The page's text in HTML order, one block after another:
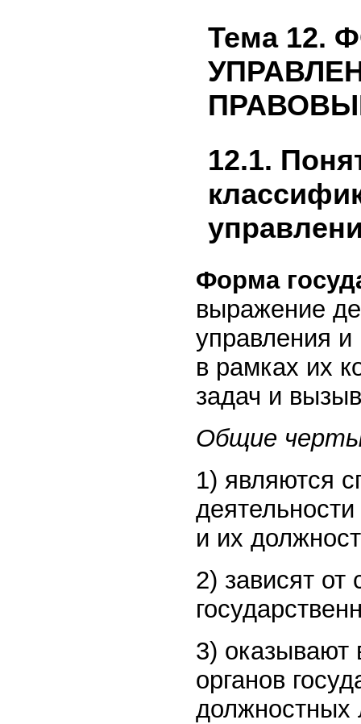
Тема 12.
12.1.
Форма
выражение
управления
в рамках их
задач и
Общие
1) являются
и их
2) зависят от
3) оказывают
органов
должностных